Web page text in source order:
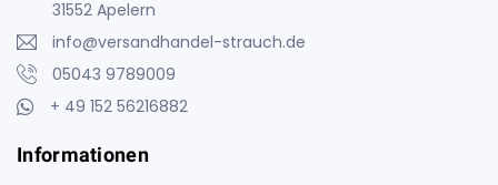
31552 Apelern
info@versandhandel-strauch.de
05043 9789009
+ 49 152 56216882
Informationen